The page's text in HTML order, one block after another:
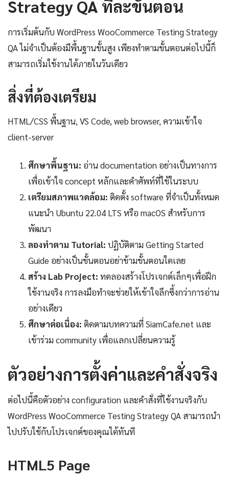
Strategy QA ทีละขั้นตอน
การเริ่มต้นกับ WordPress WooCommerce Testing Strategy
QA ไม่จำเป็นต้องมีพื้นฐานขั้นสูง เพียงทำตามขั้นตอนต่อไปนี้ก็
สามารถเริ่มใช้งานได้ภายในวันเดียว
สิ่งที่ต้องเตรียม
HTML/CSS พื้นฐาน, VS Code, web browser, ความเข้าใจ
client-server
ศึกษาพื้นฐาน: อ่าน documentation อย่างเป็นทางการ
เพื่อเข้าใจ concept หลักและคำศัพท์ที่ใช้ในระบบ
เตรียมสภาพแวดล้อม: ติดตั้ง software ที่จำเป็นทั้งหมด
แนะนำ Ubuntu 22.04 LTS หรือ macOS สำหรับการ
พัฒนา
ลองทำตาม Tutorial: ปฏิบัติตาม Getting Started
Guide อย่างเป็นขั้นตอนอย่าข้ามขั้นตอนใดเลย
สร้าง Lab Project: ทดลองสร้างโปรเจกต์เล็กๆเพื่อฝึก
ใช้งานจริง การลงมือทำจะช่วยให้เข้าใจลึกซึ้งกว่าการอ่าน
อย่างเดียว
ศึกษาต่อเนื่อง: ติดตามบทความที่ SiamCafe.net และ
เข้าร่วม community เพื่อแลกเปลี่ยนความรู้
ตัวอย่างการตั้งค่าและคำสั่งจริง
ต่อไปนี้คือตัวอย่าง configuration และคำสั่งที่ใช้งานจริงกับ
WordPress WooCommerce Testing Strategy QA สามารถนำ
ไปปรับใช้กับโปรเจกต์ของคุณได้ทันที
HTML5 Page